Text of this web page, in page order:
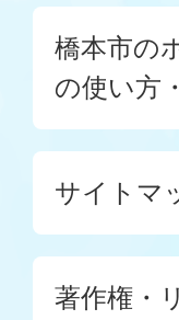
橋本市の
の使い方
サイトマ
著作権・